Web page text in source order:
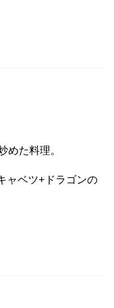
めた料理。
ャベツ+ドラゴンの